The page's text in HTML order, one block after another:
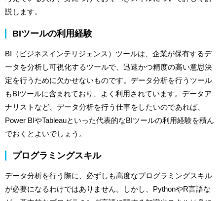
説します。
BIツールの利用経験
BI（ビジネスインテリジェンス）ツールは、企業が保有するデ
ータを分析し可視化するツールで、迅速かつ精度の高い意思決
定を行うために欠かせないものです。データ分析を行うツール
もBIツールに含まれており、よく利用されています。データア
ナリストなど、データ分析を行う仕事をしたいのであれば、
Power BIやTableauといった代表的なBIツールの利用経験を積ん
でおくとよいでしょう。
プログラミングスキル
データ分析を行う際に、必ずしも高度なプログラミングスキル
が必要になるわけではありません。しかし、PythonやR言語な